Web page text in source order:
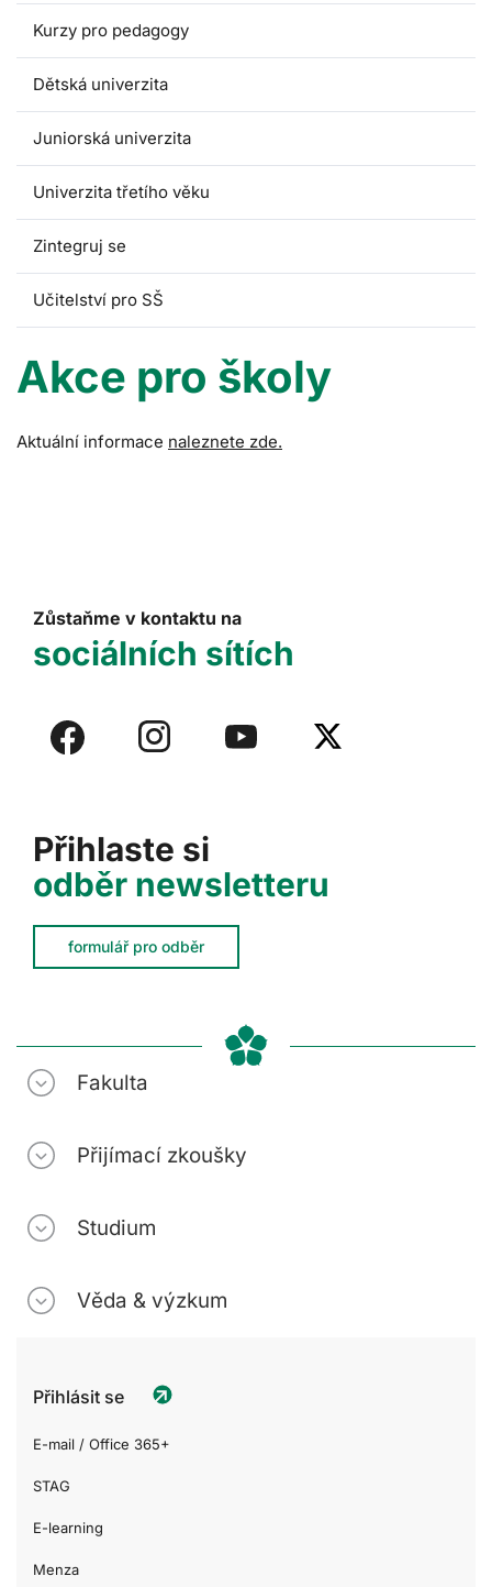
Kurzy pro pedagogy
Dětská univerzita
Juniorská univerzita
Univerzita třetího věku
Zintegruj se
Učitelství pro SŠ
Akce pro školy
Aktuální informace naleznete zde.
Přihlaste si
odběr newsletteru
formulář pro odběr
Zůstaňme v kontaktu na
sociálních sítích
Fakulta
Přijímací zkoušky
Studium
Věda & výzkum
Přihlásit se
E-mail / Office 365+
STAG
E-learning
Menza